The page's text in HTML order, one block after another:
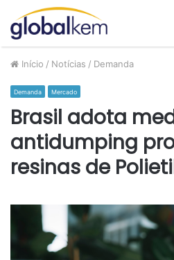
Início / Notícias / Demanda
Demanda Mercado
Brasil adota
antidumping
resinas de